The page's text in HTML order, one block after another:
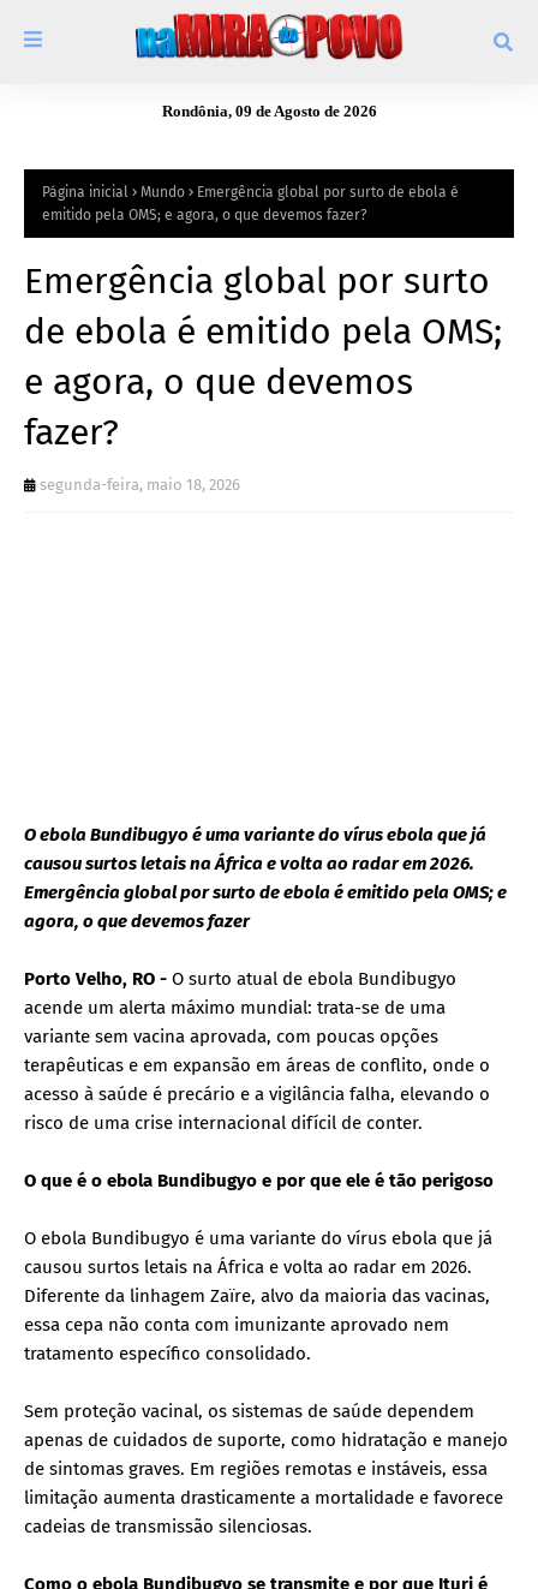
Rondônia, 09 de Agosto de 2026
Página inicial Mundo
Emergência global por surto de ebola é
emitido pela OMS; e agora, o que devemos fazer?
Emergência global por surto
de ebola é emitido pela OMS;
e agora, o que devemos
fazer?
segunda-feira, maio 18, 2026
O ebola Bundibugyo é uma variante do vírus ebola que já
causou surtos letais na África e volta ao radar em 2026.
Emergência global por surto de ebola é emitido pela OMS; e
agora, o que devemos fazer
Porto Velho, RO - O surto atual de ebola Bundibugyo
acende um alerta máximo mundial: trata-se de uma
variante sem vacina aprovada, com poucas opções
terapêuticas e em expansão em áreas de conflito, onde o
acesso à saúde é precário e a vigilância falha, elevando o
risco de uma crise internacional difícil de conter.
O que é o ebola Bundibugyo e por que ele é tão perigoso
O ebola Bundibugyo é uma variante do vírus ebola que já
causou surtos letais na África e volta ao radar em 2026.
Diferente da linhagem Zaïre, alvo da maioria das vacinas,
essa cepa não conta com imunizante aprovado nem
tratamento específico consolidado.
Sem proteção vacinal, os sistemas de saúde dependem
apenas de cuidados de suporte, como hidratação e manejo
de sintomas graves. Em regiões remotas e instáveis, essa
limitação aumenta drasticamente a mortalidade e favorece
cadeias de transmissão silenciosas.
Como o ebola Bundibugyo se transmite e por que Ituri é